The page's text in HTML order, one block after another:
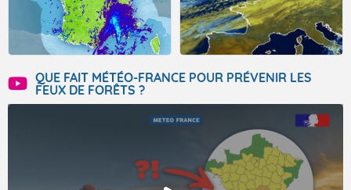
QUE FAIT MÉTÉO-FRANCE POUR PRÉVENIR LES
FEUX DE FORÊTS ?